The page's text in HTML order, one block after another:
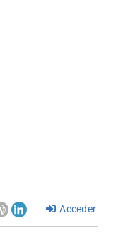
Acceder